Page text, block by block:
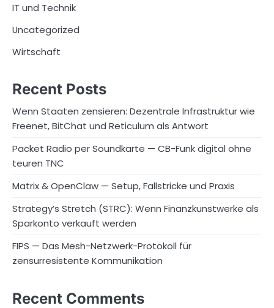
IT und Technik
Uncategorized
Wirtschaft
Recent Posts
Wenn Staaten zensieren: Dezentrale Infrastruktur wie
Freenet, BitChat und Reticulum als Antwort
Packet Radio per Soundkarte — CB-Funk digital ohne
teuren TNC
Matrix & OpenClaw — Setup, Fallstricke und Praxis
Strategy’s Stretch (STRC): Wenn Finanzkunstwerke als
Sparkonto verkauft werden
FIPS — Das Mesh-Netzwerk-Protokoll für
zensurresistente Kommunikation
Recent Comments